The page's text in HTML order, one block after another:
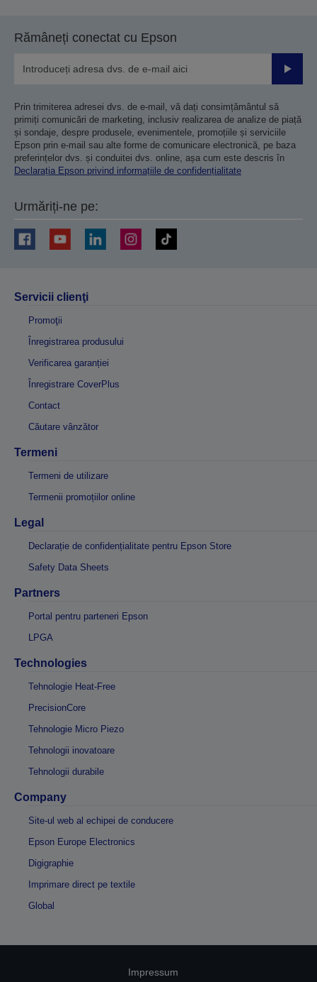
Rămâneți conectat cu Epson
Prin trimiterea adresei dvs. de e-mail, vă dați consimțământul să
primiți comunicări de marketing, inclusiv realizarea de analize de piață
și sondaje, despre produsele, evenimentele, promoțiile și serviciile
Epson prin e-mail sau alte forme de comunicare electronică, pe baza
preferințelor dvs. și conduitei dvs. online, așa cum este descris în
Declarația Epson privind informațiile de confidențialitate
Urmăriți-ne pe:
Servicii clienţi
Promoţii
Înregistrarea produsului
Verificarea garanției
Înregistrare CoverPlus
Contact
Căutare vânzător
Termeni
Termeni de utilizare
Termenii promoțiilor online
Legal
Declarație de confidențialitate pentru Epson Store
Safety Data Sheets
Partners
Portal pentru parteneri Epson
LPGA
Technologies
Tehnologie Heat-Free
PrecisionCore
Tehnologie Micro Piezo
Tehnologii inovatoare
Tehnologii durabile
Company
Site-ul web al echipei de conducere
Epson Europe Electronics
Digigraphie
Imprimare direct pe textile
Global
Impressum